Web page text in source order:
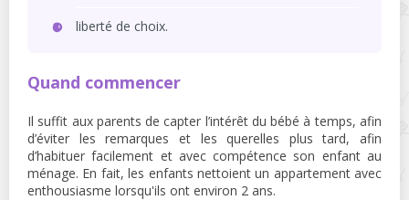
liberté de choix.
Quand commencer
Il suffit aux parents de capter l’intérêt du bébé à temps, afin
d’éviter les remarques et les querelles plus tard, afin
d’habituer facilement et avec compétence son enfant au
ménage. En fait, les enfants nettoient un appartement avec
enthousiasme lorsqu'ils ont environ 2 ans.